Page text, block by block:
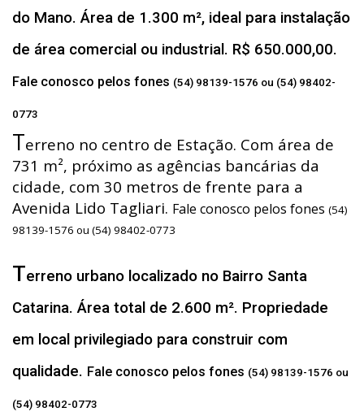
do Mano. Área de 1.300 m², ideal para instalação
de área comercial ou industrial. R$ 650.000,00.
Fale conosco pelos fones (54) 98139-1576 ou (54) 98402-
0773
Terreno no centro de Estação. Com área de
731 m², próximo as agências bancárias da
cidade, com 30 metros de frente para a
Avenida Lido Tagliari. Fale conosco pelos fones (54)
98139-1576 ou (54) 98402-0773
Terreno urbano localizado no Bairro Santa
Catarina. Área total de 2.600 m². Propriedade
em local privilegiado para construir com
qualidade. Fale conosco pelos fones (54) 98139-1576 ou
(54) 98402-0773